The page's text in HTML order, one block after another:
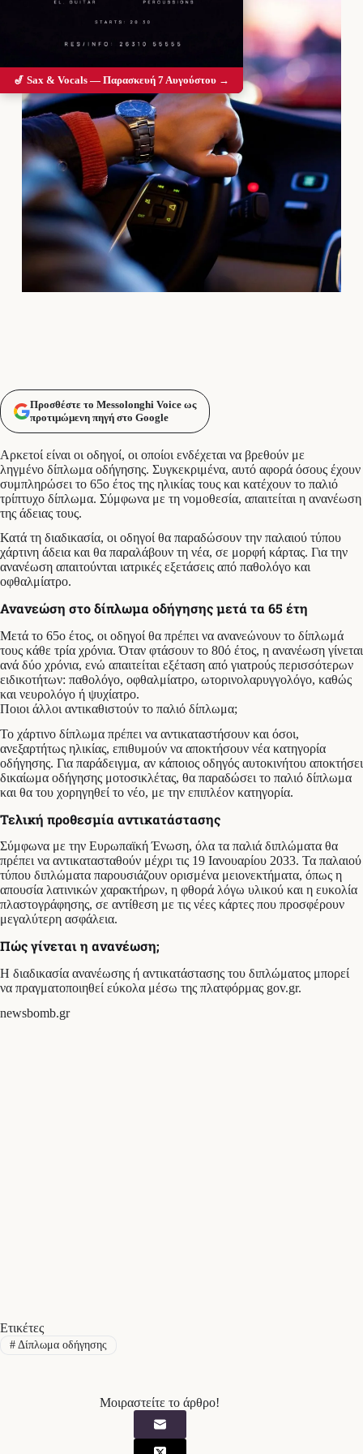
Προσθέστε το Messolonghi Voice ως
προτιμώμενη πηγή στο Google
Αρκετοί είναι οι οδηγοί, οι οποίοι ενδέχεται να βρεθούν με
ληγμένο δίπλωμα οδήγησης. Συγκεκριμένα, αυτό αφορά όσους έχουν
συμπληρώσει το 65ο έτος της ηλικίας τους και κατέχουν το παλιό
τρίπτυχο δίπλωμα. Σύμφωνα με τη νομοθεσία, απαιτείται η ανανέωση
της άδειας τους.
Κατά τη διαδικασία, οι οδηγοί θα παραδώσουν την παλαιού τύπου
χάρτινη άδεια και θα παραλάβουν τη νέα, σε μορφή κάρτας. Για την
ανανέωση απαιτούνται ιατρικές εξετάσεις από παθολόγο και
οφθαλμίατρο.
Ανανεώση στο δίπλωμα οδήγησης μετά τα 65 έτη
Μετά το 65ο έτος, οι οδηγοί θα πρέπει να ανανεώνουν το δίπλωμά
τους κάθε τρία χρόνια. Όταν φτάσουν το 80ό έτος, η ανανέωση γίνεται
ανά δύο χρόνια, ενώ απαιτείται εξέταση από γιατρούς περισσότερων
ειδικοτήτων: παθολόγο, οφθαλμίατρο, ωτορινολαρυγγολόγο, καθώς
και νευρολόγο ή ψυχίατρο.
Ποιοι άλλοι αντικαθιστούν το παλιό δίπλωμα;
Το χάρτινο δίπλωμα πρέπει να αντικαταστήσουν και όσοι,
ανεξαρτήτως ηλικίας, επιθυμούν να αποκτήσουν νέα κατηγορία
οδήγησης. Για παράδειγμα, αν κάποιος οδηγός αυτοκινήτου αποκτήσει
δικαίωμα οδήγησης μοτοσικλέτας, θα παραδώσει το παλιό δίπλωμα
και θα του χορηγηθεί το νέο, με την επιπλέον κατηγορία.
Τελική προθεσμία αντικατάστασης
Σύμφωνα με την Ευρωπαϊκή Ένωση, όλα τα παλιά διπλώματα θα
πρέπει να αντικατασταθούν μέχρι τις 19 Ιανουαρίου 2033. Τα παλαιού
τύπου διπλώματα παρουσιάζουν ορισμένα μειονεκτήματα, όπως η
απουσία λατινικών χαρακτήρων, η φθορά λόγω υλικού και η ευκολία
πλαστογράφησης, σε αντίθεση με τις νέες κάρτες που προσφέρουν
μεγαλύτερη ασφάλεια.
Πώς γίνεται η ανανέωση;
Η διαδικασία ανανέωσης ή αντικατάστασης του διπλώματος μπορεί
να πραγματοποιηθεί εύκολα μέσω της πλατφόρμας gov.gr.
newsbomb.gr
Ετικέτες
#Δίπλωμα οδήγησης
Μοιραστείτε το άρθρο!
🎷 Sax & Vocals — Παρασκευή 7 Αυγούστου →